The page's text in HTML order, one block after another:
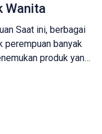
Wanita
Saat ini, berbagai
perempuan banyak
produk yang
untuk